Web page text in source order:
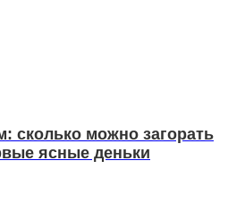
сколько можно загорать
ясные деньки